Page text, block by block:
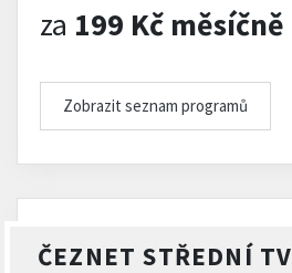
za 199 Kč měsíčně
Zobrazit seznam programů
ČEZNET STŘEDNÍ TV